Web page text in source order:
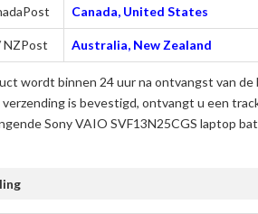
Canada, United States
NZPost Australia, New Zealand
wordt binnen 24 uur na ontvangst van
verzending is bevestigd, ontvangt u een
Sony VAIO SVF13N25CGS laptop